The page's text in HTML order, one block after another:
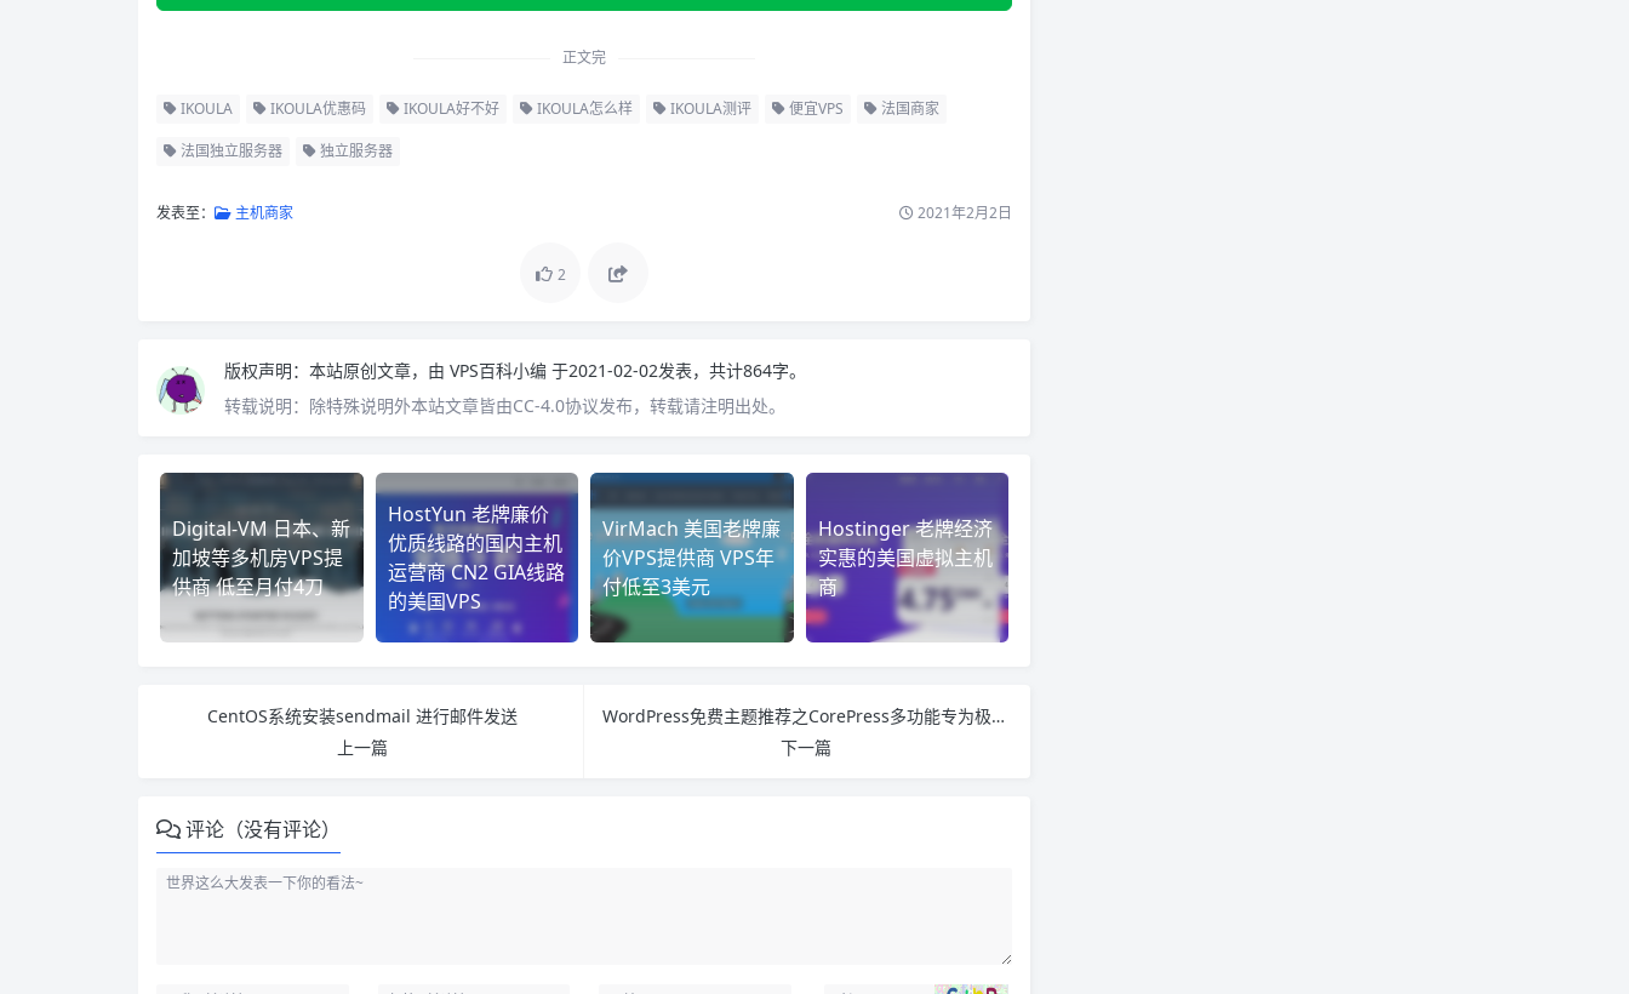
正文完
IKOULA IKOULA优惠码 IKOULA好不好 IKOULA怎么样 IKOULA测评 便宜VPS 法国商家
法国独立服务器 独立服务器
发表至： 主机商家 2021年2月2日
2
版权声明： 本站原创文章，由 VPS百科小编 于2021-02-02发表，共计864字。
转载说明： 除特殊说明外本站文章皆由CC-4.0协议发布，转载请注明出处。
Digital-VM 日本、新
加坡等多机房VPS提
供商 低至月付4刀
HostYun 老牌廉价
优质线路的国内主机
运营商 CN2 GIA线路
的美国VPS
VirMach 美国老牌廉
价VPS提供商 VPS年
付低至3美元
Hostinger 老牌经济
实惠的美国虚拟主机
商
CentOS系统安装sendmail 进行邮件发送
上一篇
WordPress免费主题推荐之CorePress多功能专为极客制作主题
下一篇
评论（没有评论）